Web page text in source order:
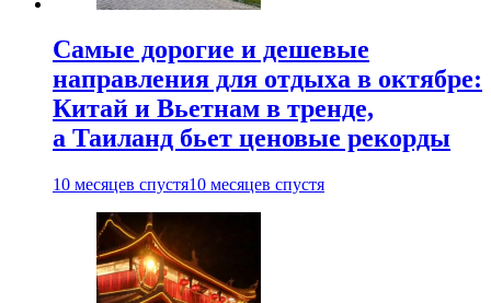
Самые дорогие и дешевые
направления для отдыха в октябре:
Китай и Вьетнам в тренде,
а Таиланд бьет ценовые рекорды
10 месяцев спустя10 месяцев спустя